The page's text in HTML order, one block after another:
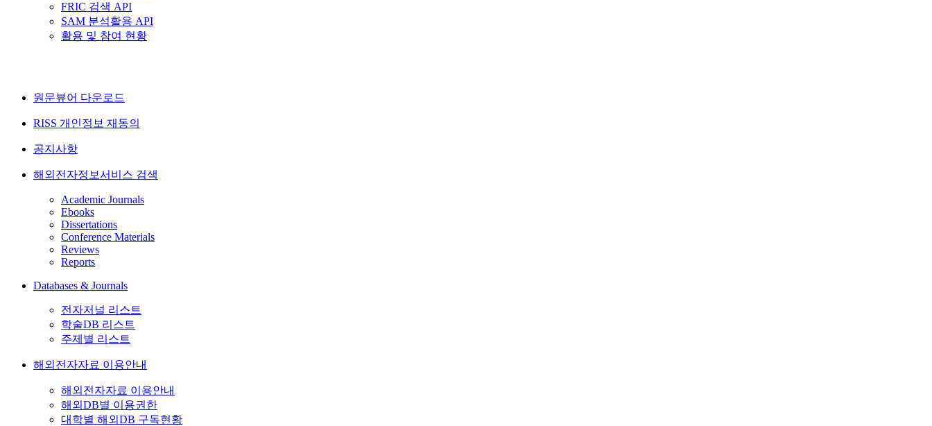
FRIC 검색 API
SAM 분석활용 API
활용 및 참여 현황
원문뷰어 다운로드
RISS 개인정보 재동의
공지사항
해외전자정보서비스 검색
Academic Journals
Ebooks
Dissertations
Conference Materials
Reviews
Reports
Databases & Journals
전자저널 리스트
학술DB 리스트
주제별 리스트
해외전자자료 이용안내
해외전자자료 이용안내
해외DB별 이용권한
대학별 해외DB 구독현황